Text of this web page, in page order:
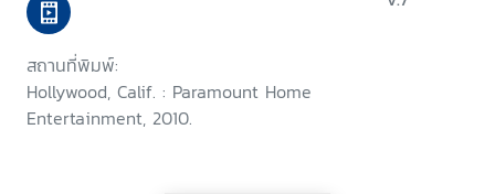
สถานที่พิมพ์:
Hollywood, Calif. : Paramount Home
Entertainment, 2010.